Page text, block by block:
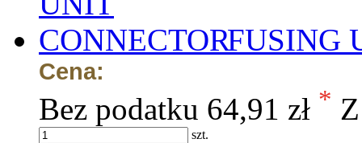
FUSING
Cena:
Bez podatku 64,91 zł *
szt.